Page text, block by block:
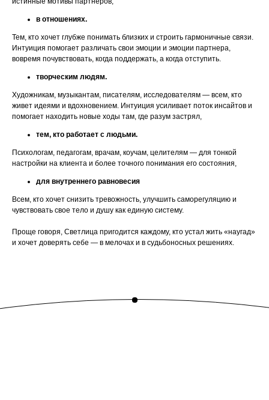
в отношениях.
Тем, кто хочет глубже понимать близких и строить гармоничные связи.
Интуиция помогает различать свои эмоции и эмоции партнера,
вовремя почувствовать, когда поддержать, а когда отступить.
творческим людям.
Художникам, музыкантам, писателям, исследователям — всем, кто
живет идеями и вдохновением. Интуиция усиливает поток инсайтов и
помогает находить новые ходы там, где разум застрял,
тем, кто работает с людьми.
Психологам, педагогам, врачам, коучам, целителям — для тонкой
настройки на клиента и более точного понимания его состояния,
для внутреннего равновесия
Всем, кто хочет снизить тревожность, улучшить саморегуляцию и
чувствовать свое тело и душу как единую систему.
Проще говоря, Светлица пригодится каждому, кто устал жить «наугад»
и хочет доверять себе — в мелочах и в судьбоносных решениях.